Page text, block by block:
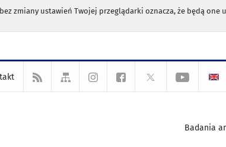
zmiany ustawień Twojej przeglądarki oznacza, że będą
Badania